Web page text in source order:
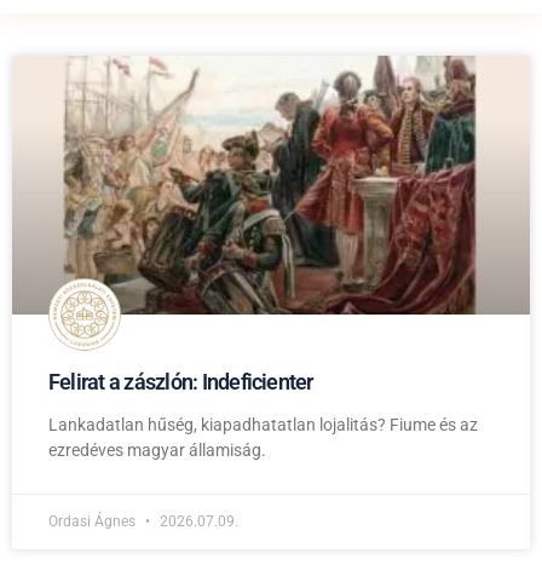
Felirat a zászlón: Indeficienter
Lankadatlan hűség, kiapadhatatlan lojalitás? Fiume és az
ezredéves magyar államiság.
Ordasi Ágnes 2026.07.09.